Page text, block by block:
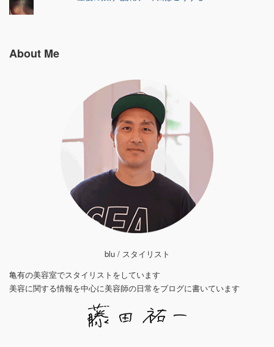
About Me
blu / スタイリスト
亀有の美容室でスタイリストをしています
美容に関する情報を中心に美容師の日常をブログに書いています